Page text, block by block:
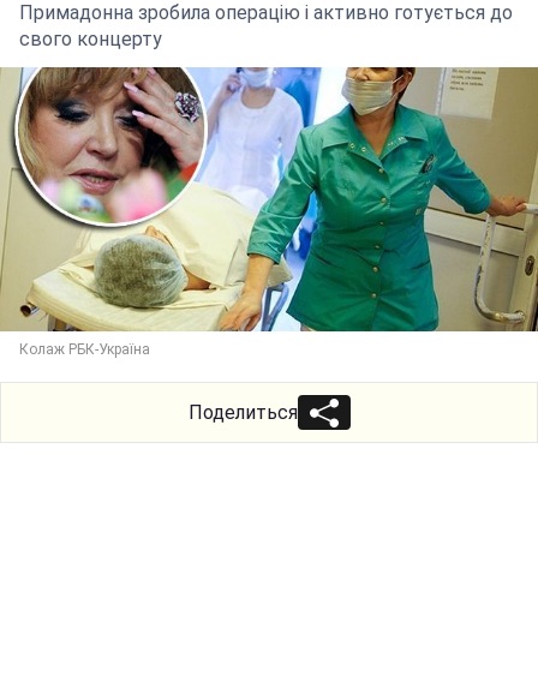
Примадонна зробила операцію і активно готується до
свого концерту
Колаж РБК-Україна
Поделиться